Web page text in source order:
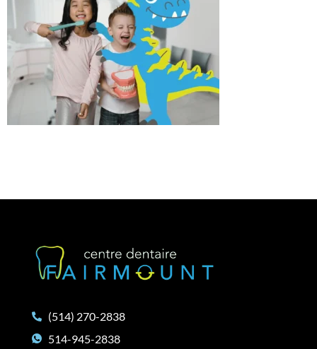
(514) 270-2838
514-945-2838